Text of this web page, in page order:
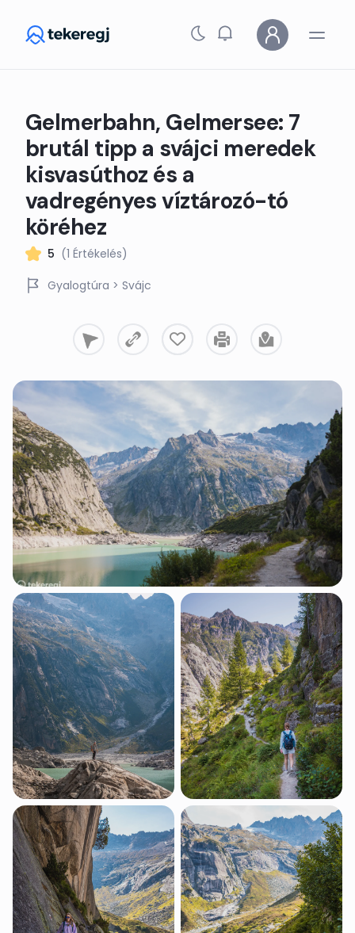
Gelmerbahn, Gelmersee: 7
brutál tipp a svájci meredek
kisvasúthoz és a
vadregényes víztározó-tó
köréhez
5 (1 Értékelés)
Gyalogtúra > Svájc